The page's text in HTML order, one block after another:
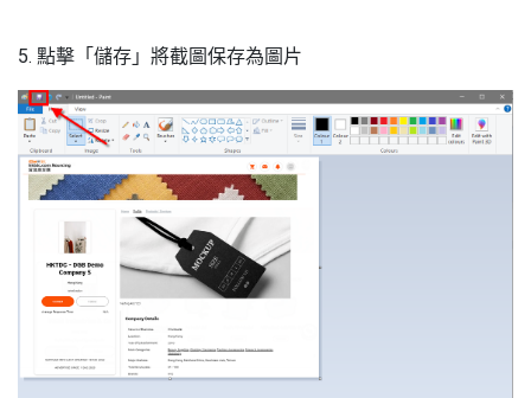
5. 點擊「儲存」將截圖保存為圖片